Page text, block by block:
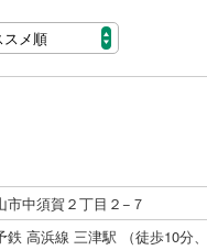
市中須賀２丁目２−７
鉄 高浜線 三津駅 （徒歩10分